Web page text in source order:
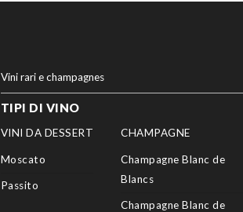
Vini rari e champagnes
TIPI DI VINO
VINI DA DESSERT
Moscato
Passito
CHAMPAGNE
Champagne Blanc de
Blancs
Champagne Blanc de